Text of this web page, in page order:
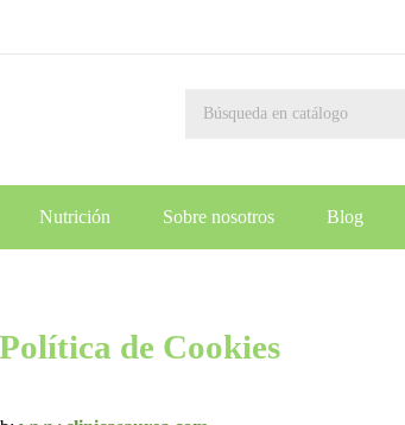
Nutrición Sobre nosotros Blog
Política de Cookies